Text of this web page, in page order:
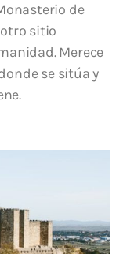
de
sitio
Merece
se sitúa y